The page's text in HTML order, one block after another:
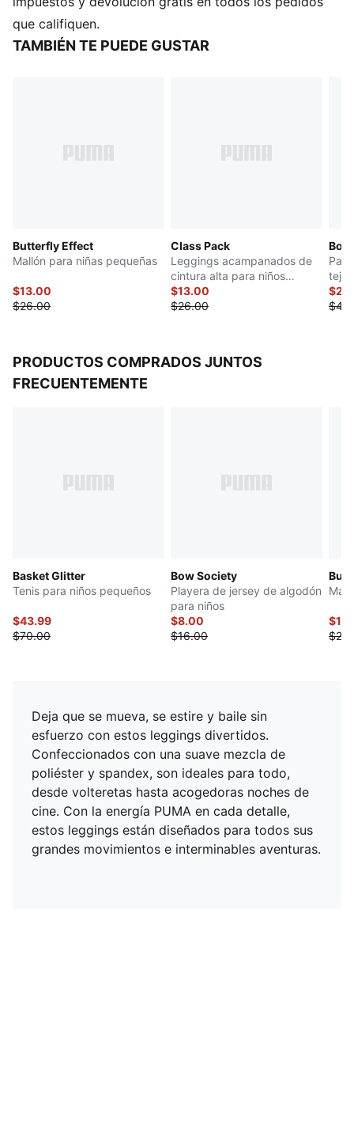
que califiquen.
TAMBIÉN TE PUEDE GUSTAR
Butterfly Effect
Mallón para niñas pequeñas
$13.00
$26.00
Class Pack
Leggings acampanados de
cintura alta para niños
pequeños
$13.00
$26.00
PRODUCTOS COMPRADOS JUNTOS
FRECUENTEMENTE
Basket Glitter
Tenis para niños pequeños
$43.99
$70.00
Bow Society
Playera de jersey de algodón
para niños
$8.00
$16.00
Deja que se mueva, se estire y baile sin
esfuerzo con estos leggings divertidos.
Confeccionados con una suave mezcla de
poliéster y spandex, son ideales para todo,
desde volteretas hasta acogedoras noches de
cine. Con la energía PUMA en cada detalle,
estos leggings están diseñados para todos sus
grandes movimientos e interminables aventuras.